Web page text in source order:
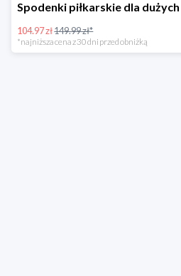
104.97 zł149.99 zł*
*najniższa cena z 30 dni przed obniżką